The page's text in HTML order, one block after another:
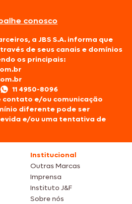
conosco
a JBS S.A. informa que
de seus canais e domínios
os principais:
11 4950-8096
e/ou comunicação
diferente pode ser
e/ou uma tentativa de
Institucional
Outras Marcas
Imprensa
Instituto J&F
Sobre nós